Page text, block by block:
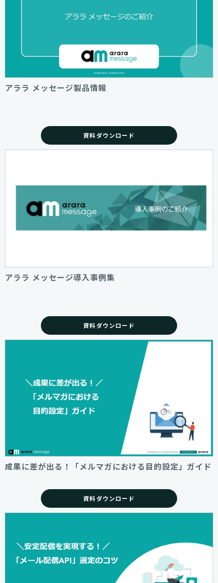
アララ メッセージ製品情報
資料ダウンロード
アララ メッセージ導入事例集
資料ダウンロード
成果に差が出る！「メルマガにおける目的設定」ガイド
資料ダウンロード